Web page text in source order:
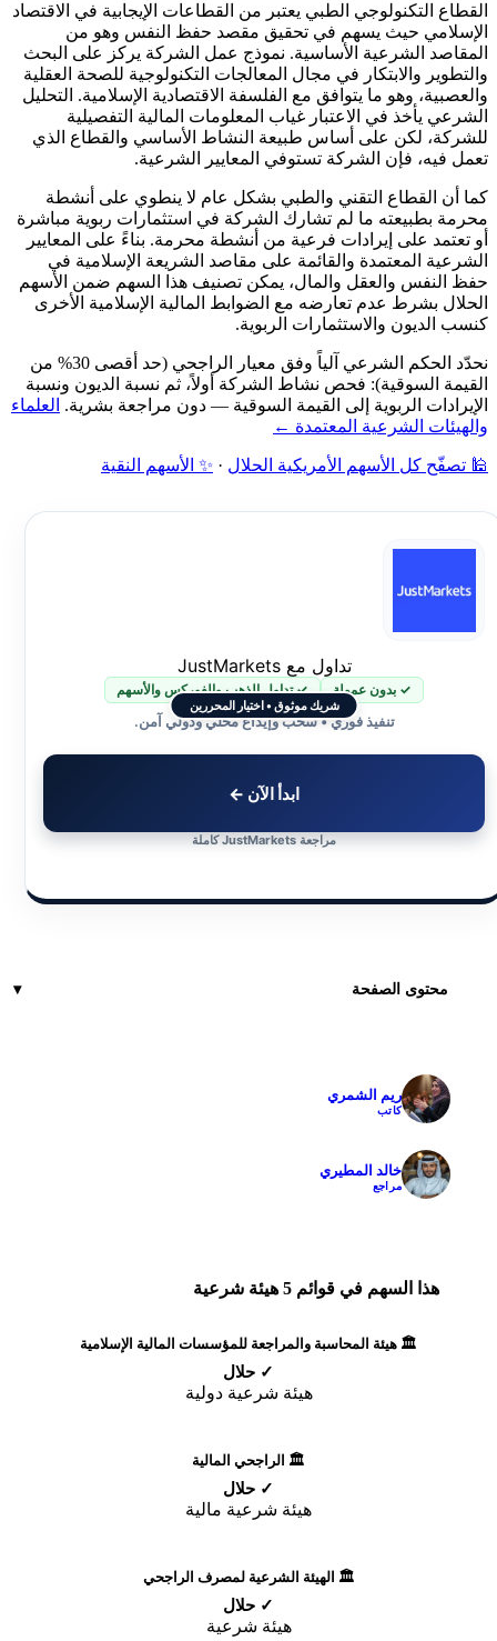
القطاع التكنولوجي الطبي يعتبر من القطاعات الإيجابية في الاقتصاد
الإسلامي حيث يسهم في تحقيق مقصد حفظ النفس وهو من
المقاصد الشرعية الأساسية. نموذج عمل الشركة يركز على البحث
والتطوير والابتكار في مجال المعالجات التكنولوجية للصحة العقلية
والعصبية، وهو ما يتوافق مع الفلسفة الاقتصادية الإسلامية. التحليل
الشرعي يأخذ في الاعتبار غياب المعلومات المالية التفصيلية
للشركة، لكن على أساس طبيعة النشاط الأساسي والقطاع الذي
تعمل فيه، فإن الشركة تستوفي المعايير الشرعية.
كما أن القطاع التقني والطبي بشكل عام لا ينطوي على أنشطة
محرمة بطبيعته ما لم تشارك الشركة في استثمارات ربوية مباشرة
أو تعتمد على إيرادات فرعية من أنشطة محرمة. بناءً على المعايير
الشرعية المعتمدة والقائمة على مقاصد الشريعة الإسلامية في
حفظ النفس والعقل والمال، يمكن تصنيف هذا السهم ضمن الأسهم
الحلال بشرط عدم تعارضه مع الضوابط المالية الإسلامية الأخرى
كنسب الديون والاستثمارات الربوية.
نحدّد الحكم الشرعي آلياً وفق معيار الراجحي (حد أقصى 30% من
القيمة السوقية): فحص نشاط الشركة أولاً، ثم نسبة الديون ونسبة
الإيرادات الربوية إلى القيمة السوقية — دون مراجعة بشرية. العلماء
والهيئات الشرعية المعتمدة ←
🕌 تصفّح كل الأسهم الأمريكية الحلال · ✨ الأسهم النقية
شريك موثوق • اختيار المحررين
تداول مع JustMarkets
✓ بدون عمولة ✓ تداول الذهب والفوركس والأسهم
تنفيذ فوري • سحب وإيداع محلي ودولي آمن.
ابدأ الآن ←
مراجعة JustMarkets كاملة
محتوى الصفحة
ريم الشمري
كاتب
خالد المطيري
مراجع
هذا السهم في قوائم 5 هيئة شرعية
🏛️ هيئة المحاسبة والمراجعة للمؤسسات المالية الإسلامية
✓ حلال
هيئة شرعية دولية
🏛️ الراجحي المالية
✓ حلال
هيئة شرعية مالية
🏛️ الهيئة الشرعية لمصرف الراجحي
✓ حلال
هيئة شرعية